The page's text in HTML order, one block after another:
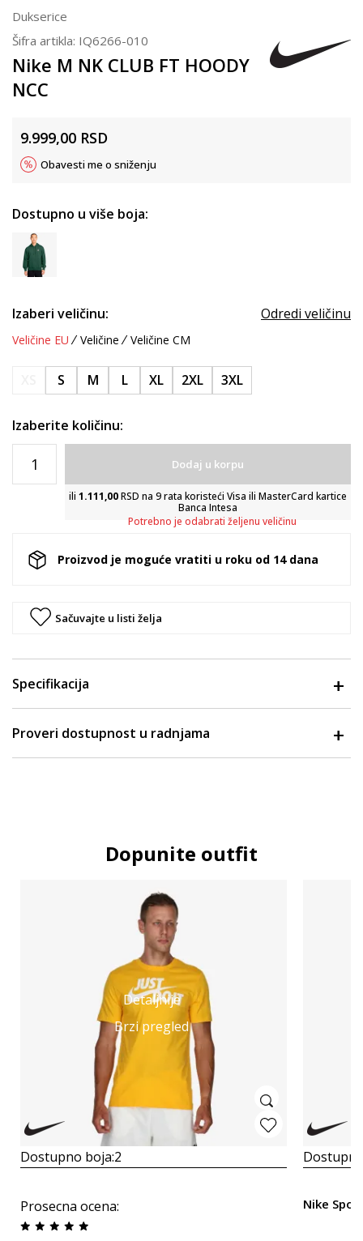
Dukserice
Šifra artikla: IQ6266-010
Nike M NK CLUB FT HOODY
NCC
9.999,00 RSD
Obavesti me o sniženju
Dostupno u više boja:
Izaberi veličinu: Odredi veličinu
Veličine EU Veličine Veličine CM
S M L XL 2XL 3XL
Izaberite količinu:
Dodaj u korpu
ili 1.111,00RSD na 9 rata koristeći Visa ili MasterCard kartice
Banca Intesa
Potrebno je odabrati željenu veličinu
Proizvod je moguće vratiti u roku od 14 dana
Sačuvajte u listi želja
Specifikacija
Proveri dostupnost u radnjama
Dopunite outfit
Detaljnije
Brzi pregled
Dostupno boja:2
Prosecna ocena: Nike